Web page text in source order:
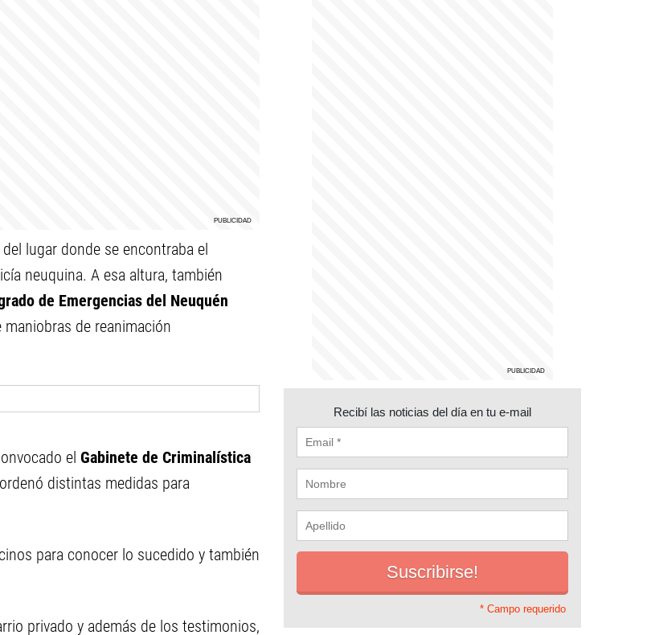
lugar donde se encontraba el
neuquina. A esa altura, también
de Emergencias del Neuquén
de reanimación
el Gabinete de Criminalística
distintas medidas para
para conocer lo sucedido y también
privado y además de los testimonios,
Recibí las noticias del día en tu e-mail
* Campo requerido